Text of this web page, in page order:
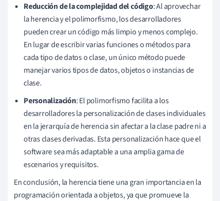
Reducción de la complejidad del código: Al aprovechar
la herencia y el polimorfismo, los desarrolladores
pueden crear un código más limpio y menos complejo.
En lugar de escribir varias funciones o métodos para
cada tipo de datos o clase, un único método puede
manejar varios tipos de datos, objetos o instancias de
clase.
Personalización: El polimorfismo facilita a los
desarrolladores la personalización de clases individuales
en la jerarquía de herencia sin afectar a la clase padre ni a
otras clases derivadas. Esta personalización hace que el
software sea más adaptable a una amplia gama de
escenarios y requisitos.
En conclusión, la herencia tiene una gran importancia en la
programación orientada a objetos, ya que promueve la